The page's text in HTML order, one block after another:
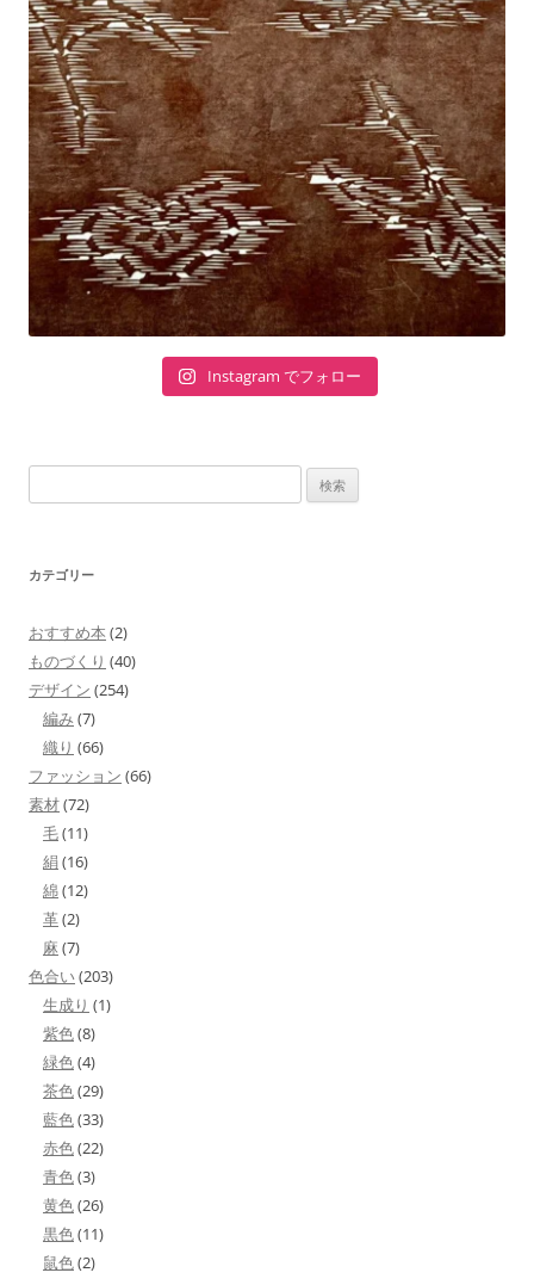
Instagram でフォロー
索:
カテゴリー
おすすめ本 (2)
ものづくり (40)
デザイン (254)
編み (7)
織り (66)
ファッション (66)
素材(72)
毛(11)
絹(16)
綿(12)
革(2)
麻 (7)
色合い(203)
生成り (1)
紫色(8)
緑色(4)
茶色(29)
藍色(33)
赤色(22)
青色(3)
黄色(26)
黒色(11)
鼠色(2)